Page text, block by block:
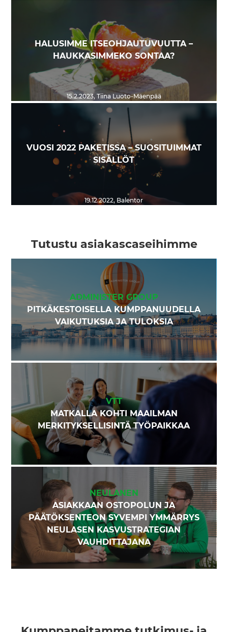
HALUSIMME ITSEOHJAUTUVUUTTA –
HAUKKASIMMEKO SONTAA?
15.2.2023, Tiina Luoto-Mäenpää
VUOSI 2022 PAKETISSA – SUOSITUIMMAT
SISÄLLÖT
19.12.2022, Balentor
Tutustu asiakascaseihimme
ADMINISTER GROUP
PITKÄKESTOISELLA KUMPPANUUDELLA
VAIKUTUKSIA JA TULOKSIA
VTT
MATKALLA KOHTI MAAILMAN
MERKITYKSELLISINTÄ TYÖPAIKKAA
NEULANEN
ASIAKKAAN OSTOPOLUN JA
PÄÄTÖKSENTEON SYVEMPI YMMÄRRYS
NEULASEN KASVUSTRATEGIAN
VAUHDITTAJANA